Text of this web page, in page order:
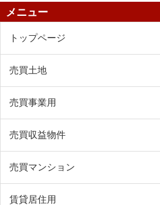
メニュー
トップページ
売買土地
売買事業用
売買収益物件
売買マンション
賃貸居住用